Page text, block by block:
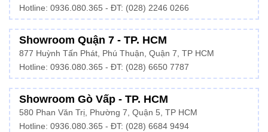
Hotline: 0936.080.365 - ĐT: (028) 2246 0266
Showroom Quận 7 - TP. HCM
877 Huỳnh Tấn Phát, Phú Thuận, Quận 7, TP HCM
Hotline: 0936.080.365 - ĐT: (028) 6650 7787
Showroom Gò Vấp - TP. HCM
580 Phan Văn Trị, Phường 7, Quận 5, TP HCM
Hotline: 0936.080.365 - ĐT: (028) 6684 9494